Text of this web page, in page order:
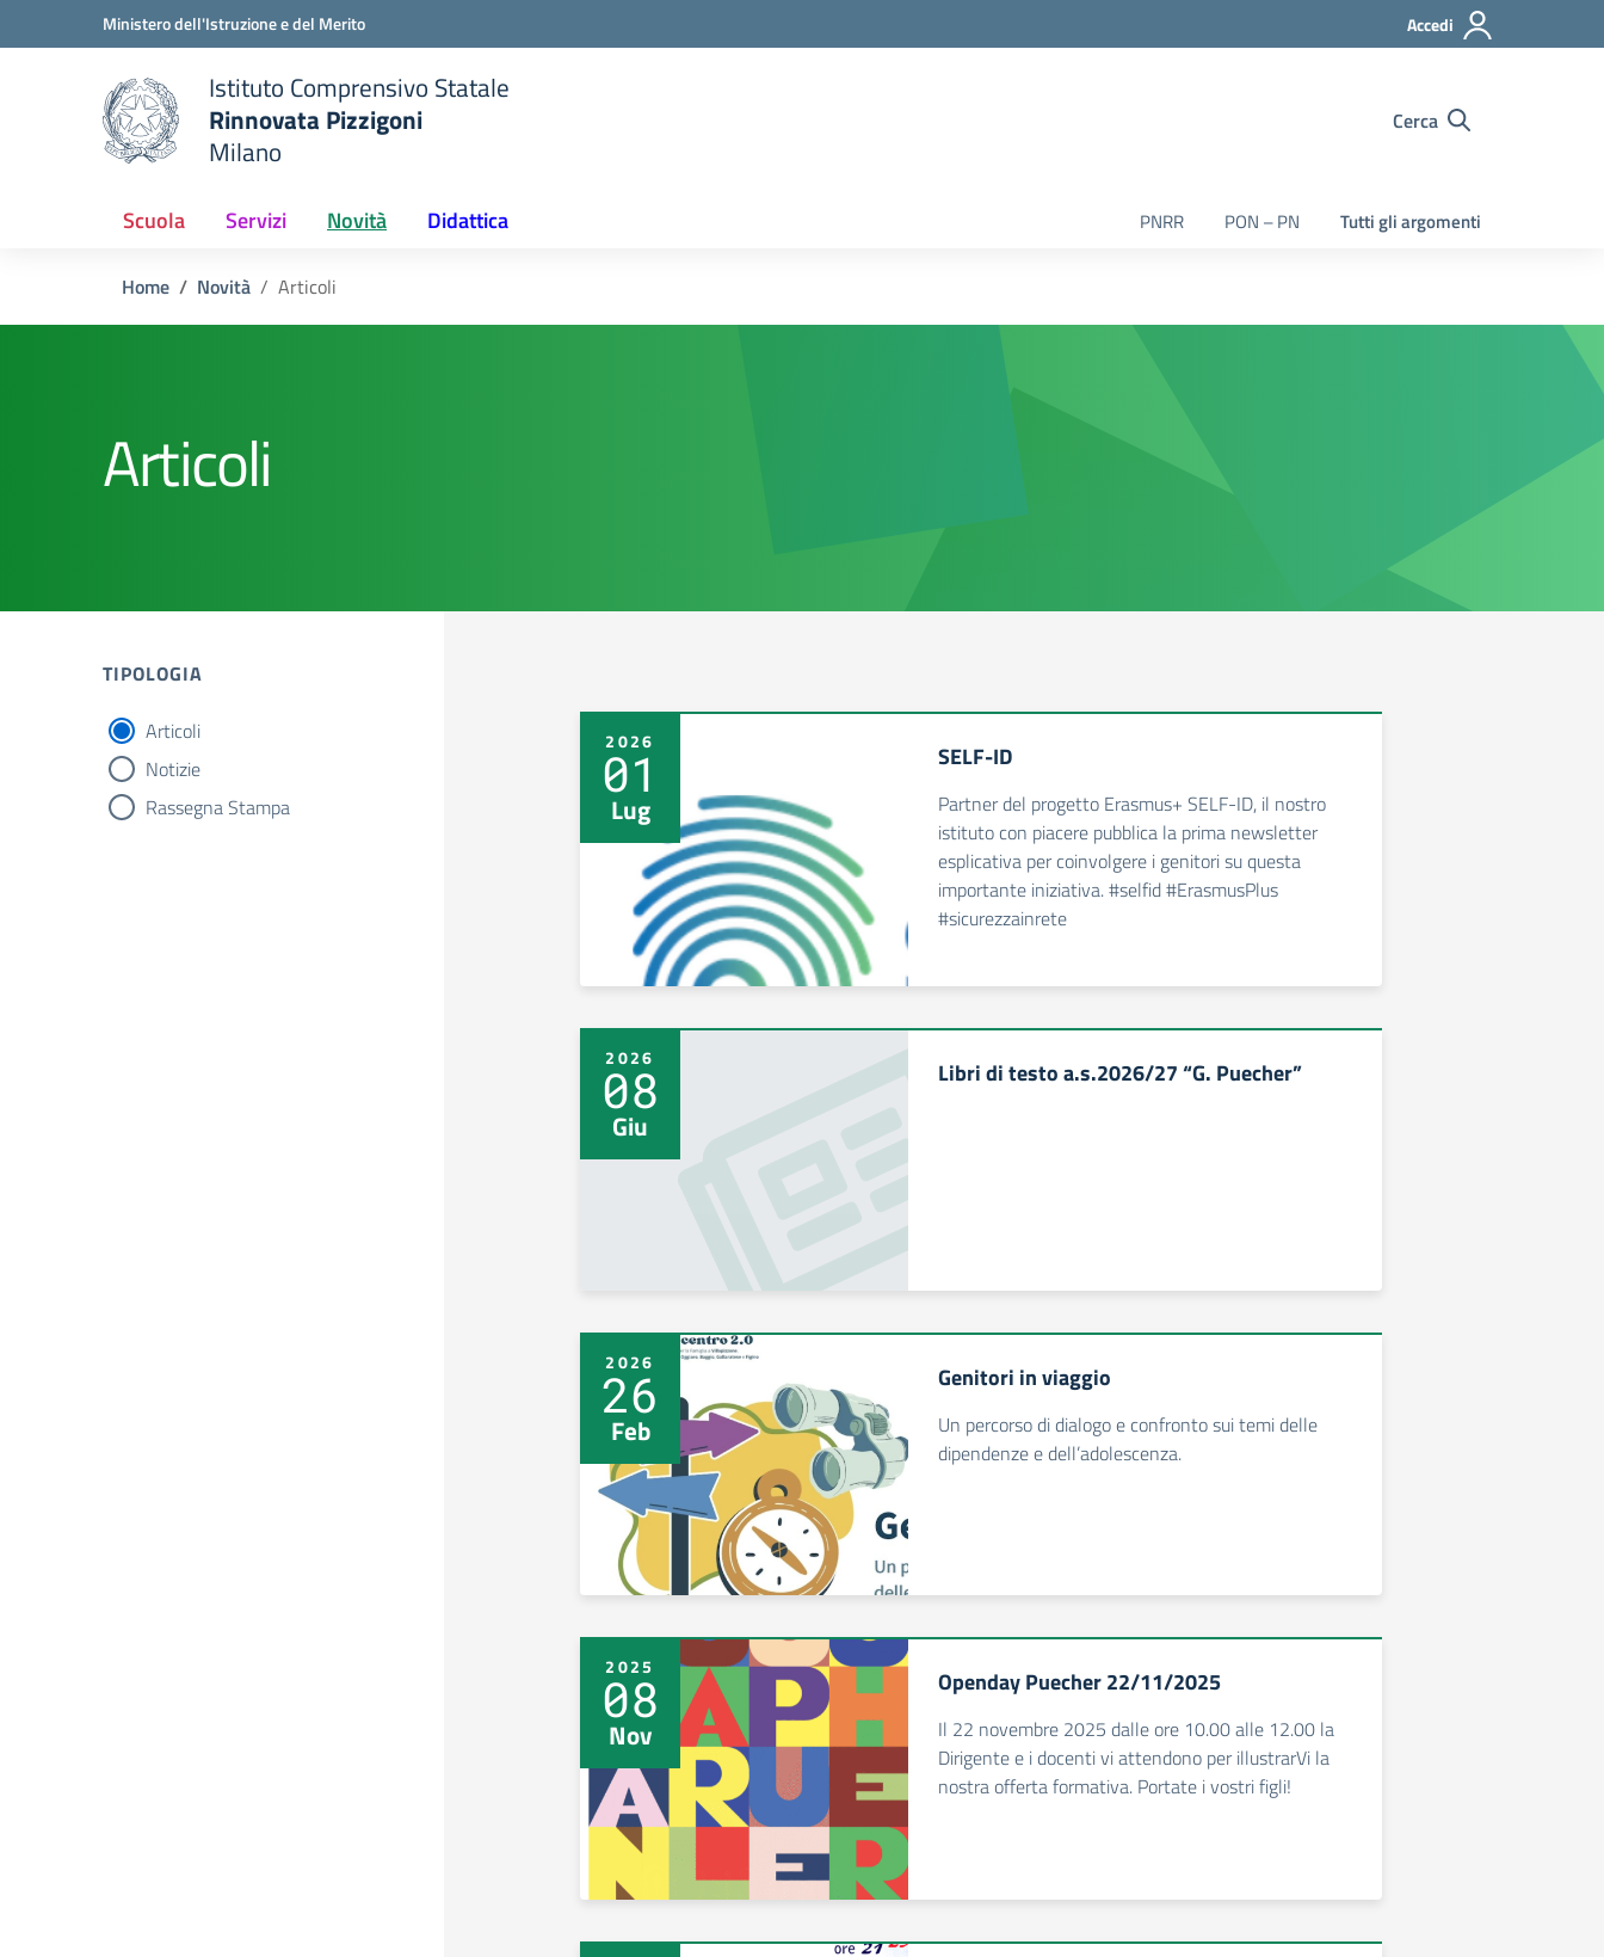
Vai ai contenuti
Vai al menu di navigazioneMinistero dell'Istruzione e del Merito Accedi
Istituto Comprensivo Statale
Rinnovata Pizzigoni
Milano
Cerca
Scuola Servizi Novità Didattica PNRR PON – PN Tutti gli argomenti
Home Novità Articoli
Articoli
TIPOLOGIA
tipologia di articoli
Articoli
Notizie
Rassegna Stampa
2026
01
Lug
SELF-ID
Partner del progetto Erasmus+ SELF-ID, il nostro
istituto con piacere pubblica la prima newsletter
esplicativa per coinvolgere i genitori su questa
importante iniziativa. #selfid #ErasmusPlus
#sicurezzainrete
2026
08
Giu
Libri di testo a.s.2026/27 “G. Puecher”
2026
26
Feb
Genitori in viaggio
Un percorso di dialogo e confronto sui temi delle
dipendenze e dell’adolescenza.
2025
08
Nov
Openday Puecher 22/11/2025
Il 22 novembre 2025 dalle ore 10.00 alle 12.00 la
Dirigente e i docenti vi attendono per illustrarVi la
nostra offerta formativa. Portate i vostri figli!